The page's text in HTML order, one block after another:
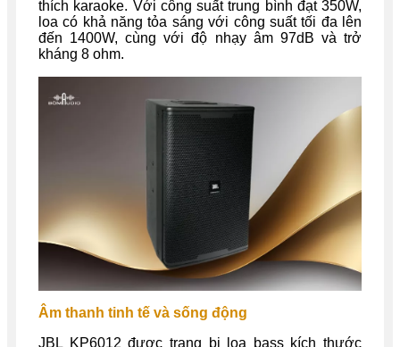
thích karaoke. Với công suất trung bình đạt 350W,
loa có khả năng tỏa sáng với công suất tối đa lên
đến 1400W, cùng với độ nhạy âm 97dB và trở
kháng 8 ohm.
Âm thanh tinh tế và sống động
JBL KP6012 được trang bị loa bass kích thước